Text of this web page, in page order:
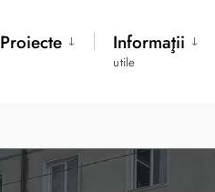
Proiecte Informaţii
utile